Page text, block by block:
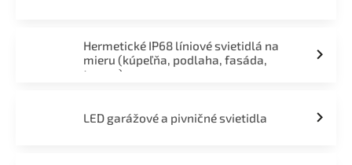
Hermetické IP68 líniové svietidlá na
mieru (kúpeľňa, podlaha, fasáda,
terasa)
LED garážové a pivničné svietidla